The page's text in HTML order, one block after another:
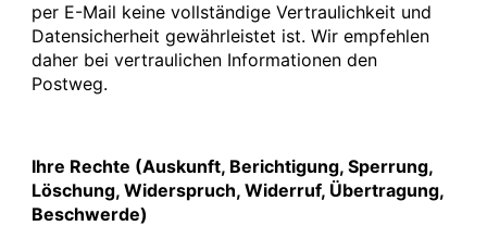
per E-Mail keine vollständige Vertraulichkeit und
Datensicherheit gewährleistet ist. Wir empfehlen
daher bei vertraulichen Informationen den
Postweg.
Ihre Rechte (Auskunft, Berichtigung, Sperrung,
Löschung, Widerspruch, Widerruf, Übertragung,
Beschwerde)